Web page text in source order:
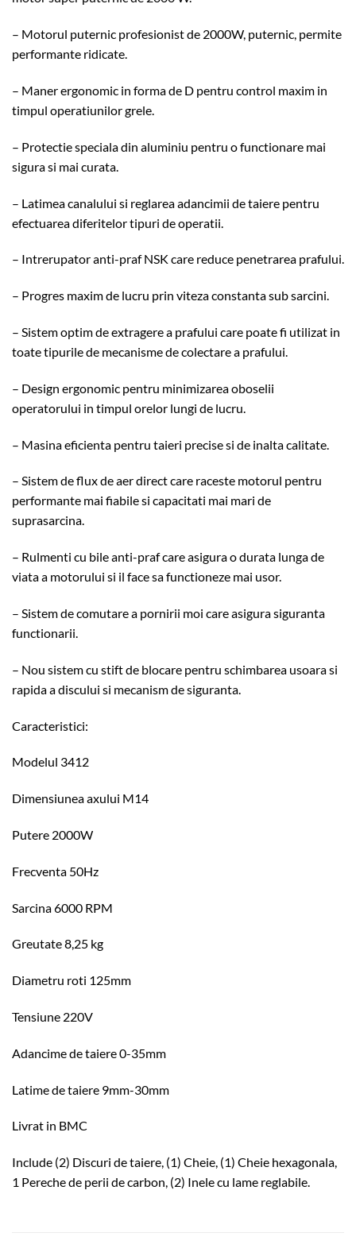
– Motorul puternic profesionist de 2000W, puternic, permite
performante ridicate.
– Maner ergonomic in forma de D pentru control maxim in
timpul operatiunilor grele.
– Protectie speciala din aluminiu pentru o functionare mai
sigura si mai curata.
– Latimea canalului si reglarea adancimii de taiere pentru
efectuarea diferitelor tipuri de operatii.
– Intrerupator anti-praf NSK care reduce penetrarea prafului.
– Progres maxim de lucru prin viteza constanta sub sarcini.
– Sistem optim de extragere a prafului care poate fi utilizat in
toate tipurile de mecanisme de colectare a prafului.
– Design ergonomic pentru minimizarea oboselii
operatorului in timpul orelor lungi de lucru.
– Masina eficienta pentru taieri precise si de inalta calitate.
– Sistem de flux de aer direct care raceste motorul pentru
performante mai fiabile si capacitati mai mari de
suprasarcina.
– Rulmenti cu bile anti-praf care asigura o durata lunga de
viata a motorului si il face sa functioneze mai usor.
– Sistem de comutare a pornirii moi care asigura siguranta
functionarii.
– Nou sistem cu stift de blocare pentru schimbarea usoara si
rapida a discului si mecanism de siguranta.
Caracteristici:
Modelul 3412
Dimensiunea axului M14
Putere 2000W
Frecventa 50Hz
Sarcina 6000 RPM
Greutate 8,25 kg
Diametru roti 125mm
Tensiune 220V
Adancime de taiere 0-35mm
Latime de taiere 9mm-30mm
Livrat in BMC
Include (2) Discuri de taiere, (1) Cheie, (1) Cheie hexagonala,
1 Pereche de perii de carbon, (2) Inele cu lame reglabile.